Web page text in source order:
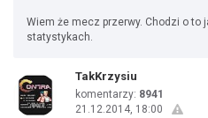
Wiem że mecz przerwy. Chodzi o to
statystykach.
TakKrzysiu
komentarzy: 8941
21.12.2014, 18:00